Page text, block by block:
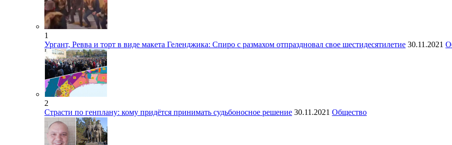
1
Ургант, Ревва и торт в виде макета Геленджика: Спиро с размахом отпраздновал свое шестидесятилетие 30.11.2021
2
Страсти по генплану: кому придётся принимать судьбоносное решение 30.11.2021 Общество